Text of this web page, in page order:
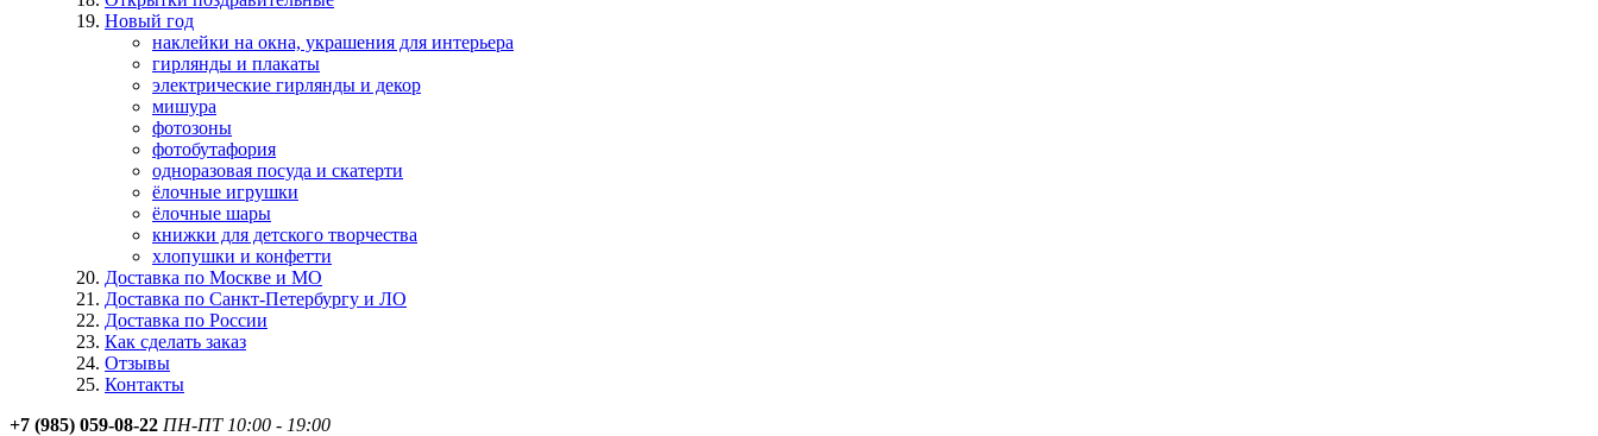
Новый год
наклейки на окна, украшения для интерьера
гирлянды и плакаты
электрические гирлянды и декор
мишура
фотозоны
фотобутафория
одноразовая посуда и скатерти
ёлочные игрушки
ёлочные шары
книжки для детского творчества
хлопушки и конфетти
Доставка по Москве и МО
Доставка по Санкт-Петербургу и ЛО
Доставка по России
Как сделать заказ
Отзывы
Контакты
+7 (985) 059-08-22 ПН-ПТ 10:00 - 19:00